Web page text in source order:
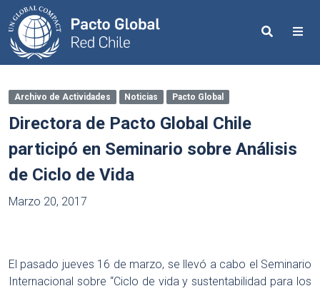
Search
Archivo de Actividades Noticias Pacto Global
Directora de Pacto Global Chile
participó en Seminario sobre Análisis
de Ciclo de Vida
Marzo 20, 2017
El pasado jueves 16 de marzo, se llevó a cabo el Seminario
Internacional sobre “Ciclo de vida y sustentabilidad para los